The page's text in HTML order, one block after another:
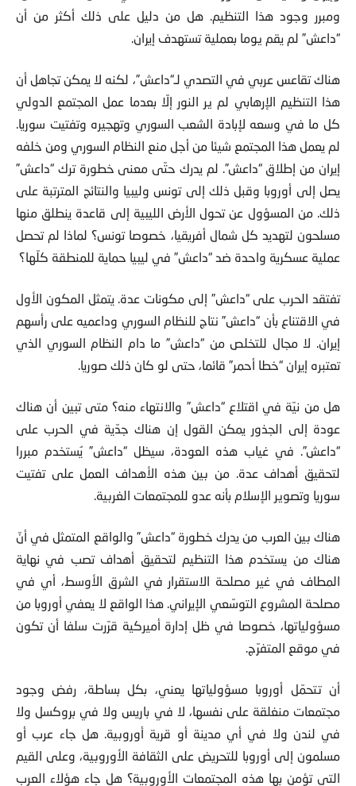
ومبرر وجود هذا التنظيم. هل من دليل على ذلك أكثر من أن
“داعش” لم يقم يوما بعملية تستهدف إيران.
هناك تقاعس عربي في التصدي لـ“داعش”، لكنه لا يمكن تجاهل أن
هذا التنظيم الإرهابي لم ير النور إلّا بعدما عمل المجتمع الدولي
كل ما في وسعه لإبادة الشعب السوري وتهجيره وتفتيت سوريا.
لم يعمل هذا المجتمع شيئا من أجل منع النظام السوري ومن خلفه
إيران من إطلاق “داعش”. لم يدرك حتّى معنى خطورة ترك “داعش”
يصل إلى أوروبا وقبل ذلك إلى تونس وليبيا والنتائج المترتبة على
ذلك. من المسؤول عن تحول الأرض الليبية إلى قاعدة ينطلق منها
مسلحون لتهديد كل شمال أفريقيا، خصوصا تونس؟ لماذا لم تحصل
عملية عسكرية واحدة ضد “داعش” في ليبيا حماية للمنطقة كلّها؟
تفتقد الحرب على “داعش” إلى مكونات عدة. يتمثل المكون الأول
في الاقتناع بأن “داعش” نتاج للنظام السوري وداعميه على رأسهم
إيران. لا مجال للتخلص من “داعش” ما دام النظام السوري الذي
تعتبره إيران “خطا أحمر” قائما، حتى لو كان ذلك صوريا.
هل من نيّة في اقتلاع “داعش” والانتهاء منه؟ متى تبين أن هناك
عودة إلى الجذور يمكن القول إن هناك جدّية في الحرب على
“داعش”. في غياب هذه العودة، سيظل “داعش” يُستخدم مبررا
لتحقيق أهداف عدة. من بين هذه الأهداف العمل على تفتيت
سوريا وتصوير الإسلام بأنه عدو للمجتمعات الغربية.
هناك بين العرب من يدرك خطورة “داعش” والواقع المتمثل في أنّ
هناك من يستخدم هذا التنظيم لتحقيق أهداف تصب في نهاية
المطاف في غير مصلحة الاستقرار في الشرق الأوسط، أي في
مصلحة المشروع التوسّعي الإيراني. هذا الواقع لا يعفي أوروبا من
مسؤولياتها، خصوصا في ظل إدارة أميركية قرّرت سلفا أن تكون
في موقع المتفرّج.
أن تتحمّل أوروبا مسؤولياتها يعني، بكل بساطة، رفض وجود
مجتمعات منغلقة على نفسها، لا في باريس ولا في بروكسل ولا
في لندن ولا في أي مدينة أو قرية أوروبية. هل جاء عرب أو
مسلمون إلى أوروبا للتحريض على الثقافة الأوروبية، وعلى القيم
التي تؤمن بها هذه المجتمعات الأوروبية؟ هل جاء هؤلاء العرب